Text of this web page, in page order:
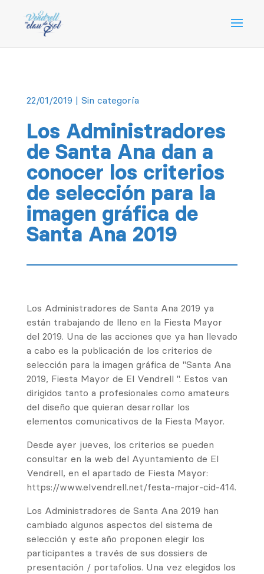
22/01/2019 | Sin categoría
Los Administradores
de Santa Ana dan a
conocer los criterios
de selección para la
imagen gráfica de
Santa Ana 2019
Los Administradores de Santa Ana 2019 ya
están trabajando de lleno en la Fiesta Mayor
del 2019. Una de las acciones que ya han llevado
a cabo es la publicación de los criterios de
selección para la imagen gráfica de "Santa Ana
2019, Fiesta Mayor de El Vendrell ". Estos van
dirigidos tanto a profesionales como amateurs
del diseño que quieran desarrollar los
elementos comunicativos de la Fiesta Mayor.
Desde ayer jueves, los criterios se pueden
consultar en la web del Ayuntamiento de El
Vendrell, en el apartado de Fiesta Mayor:
https://www.elvendrell.net/festa-major-cid-414.
Los Administradores de Santa Ana 2019 han
cambiado algunos aspectos del sistema de
selección y este año proponen elegir los
participantes a través de sus dossiers de
presentación / portafolios. Una vez elegidos los